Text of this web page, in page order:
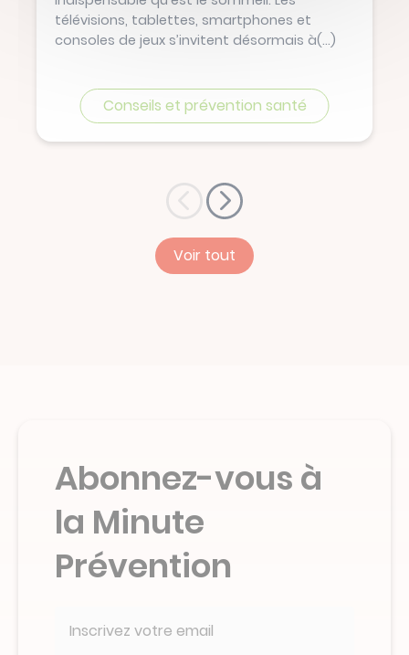
télévisions, tablettes, smartphones et
consoles de jeux s’invitent désormais à(...)
Conseils et prévention santé
Voir tout
Abonnez-vous à
la Minute
Prévention